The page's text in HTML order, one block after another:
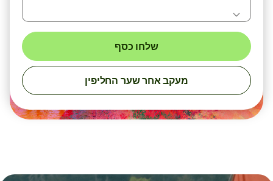
שלחו כסף
מעקב אחר שער החליפין